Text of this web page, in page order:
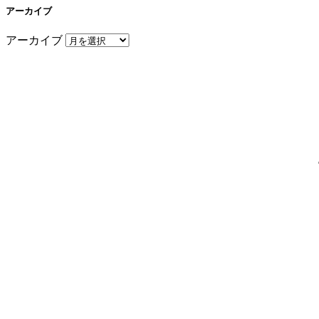
アーカイブ
アーカイブ